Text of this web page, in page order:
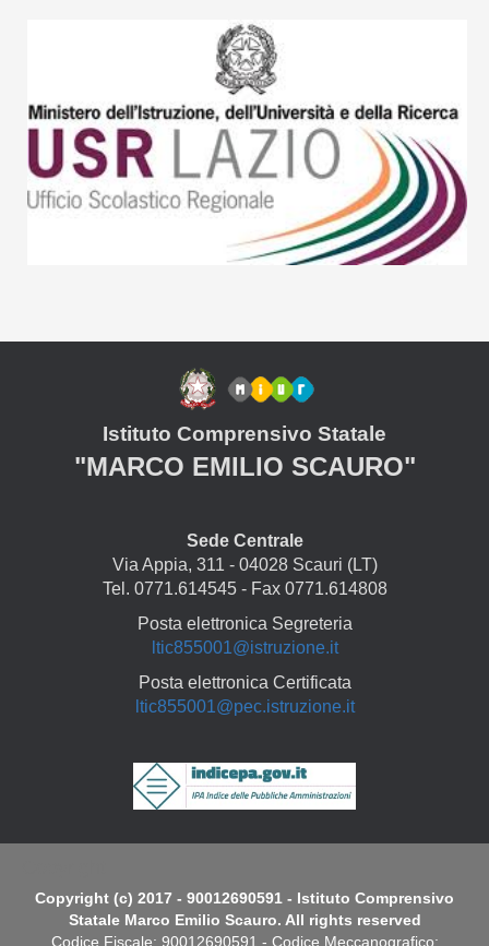
Istituto Comprensivo Statale
"MARCO EMILIO SCAURO"
Sede Centrale
Via Appia, 311 - 04028 Scauri (LT)
Tel. 0771.614545 - Fax 0771.614808
Posta elettronica Segreteria
ltic855001@istruzione.it
Posta elettronica Certificata
ltic855001@pec.istruzione.it
Copyright (c) 2017 - 90012690591 - Istituto Comprensivo
Statale Marco Emilio Scauro. All rights reserved
Codice Fiscale: 90012690591 - Codice Meccanografico: